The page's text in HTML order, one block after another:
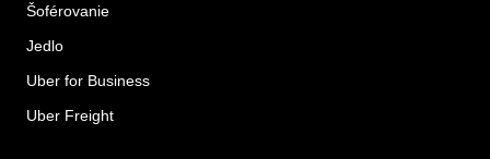
Šoférovanie
Jedlo
Uber for Business
Uber Freight